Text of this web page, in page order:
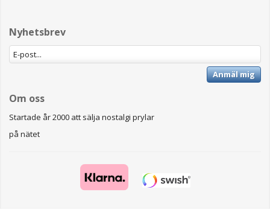
Nyhetsbrev
Anmäl mig
Om oss
Startade år 2000 att sälja nostalgi prylar
på nätet